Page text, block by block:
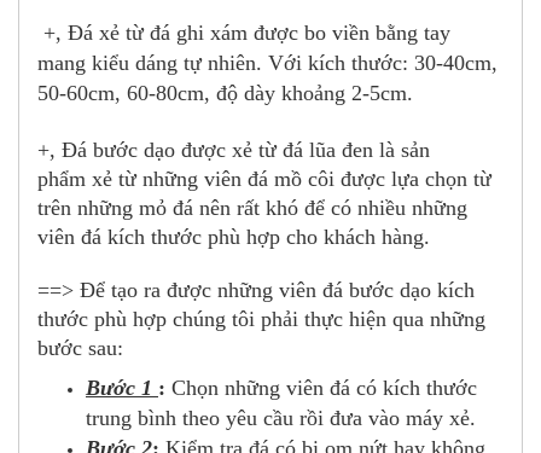
+, Đá xẻ từ đá ghi xám được bo viền bằng tay
mang kiểu dáng tự nhiên. Với kích thước: 30-40cm,
50-60cm, 60-80cm, độ dày khoảng 2-5cm.
+, Đá bước dạo được xẻ từ đá lũa đen là sản
phẩm xẻ từ những viên đá mồ côi được lựa chọn từ
trên những mỏ đá nên rất khó để có nhiều những
viên đá kích thước phù hợp cho khách hàng.
==> Để tạo ra được những viên đá bước dạo kích
thước phù hợp chúng tôi phải thực hiện qua những
bước sau:
Bước 1 : Chọn những viên đá có kích thước
trung bình theo yêu cầu rồi đưa vào máy xẻ.